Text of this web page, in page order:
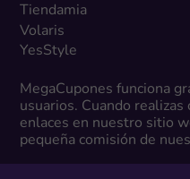
Tiendamia
Volaris
YesStyle
MegaCupones funciona
usuarios. Cuando
enlaces en nuestro sitio
pequeña comisión de